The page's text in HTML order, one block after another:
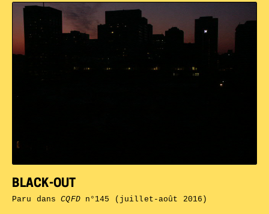
BLACK-OUT
Paru dansCQFDn°145 (juillet-août 2016)